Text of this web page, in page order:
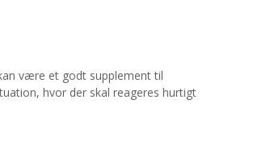
være et godt supplement til
hvor der skal reageres hurtigt